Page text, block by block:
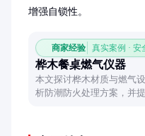
增强自锁性。
商家经验 真实案例 · 安
桦木餐桌燃气仪器
本文探讨桦木材质与燃气
析防潮防火处理方案，并